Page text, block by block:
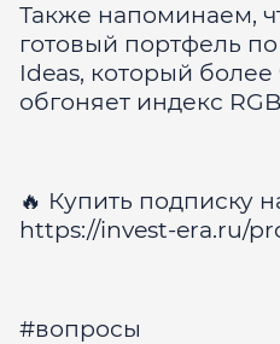
Также напоминаем,
готовый портфель
Ideas, который более
обгоняет индекс
🔥 Купить подписку
https://invest-era.ru/
#вопросы